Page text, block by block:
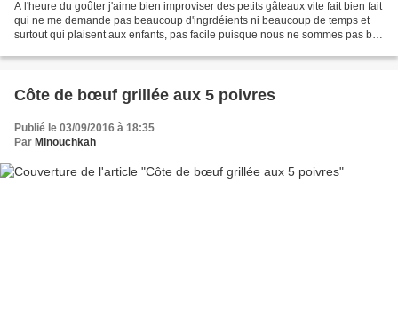
A l'heure du goûter j'aime bien improviser des petits gâteaux vite fait bien fait
qui ne me demande pas beaucoup d'ingrdéients ni beaucoup de temps et
surtout qui plaisent aux enfants, pas facile puisque nous ne sommes pas bec
Côte de bœuf grillée aux 5 poivres
Publié le 03/09/2016 à 18:35
Par Minouchkah